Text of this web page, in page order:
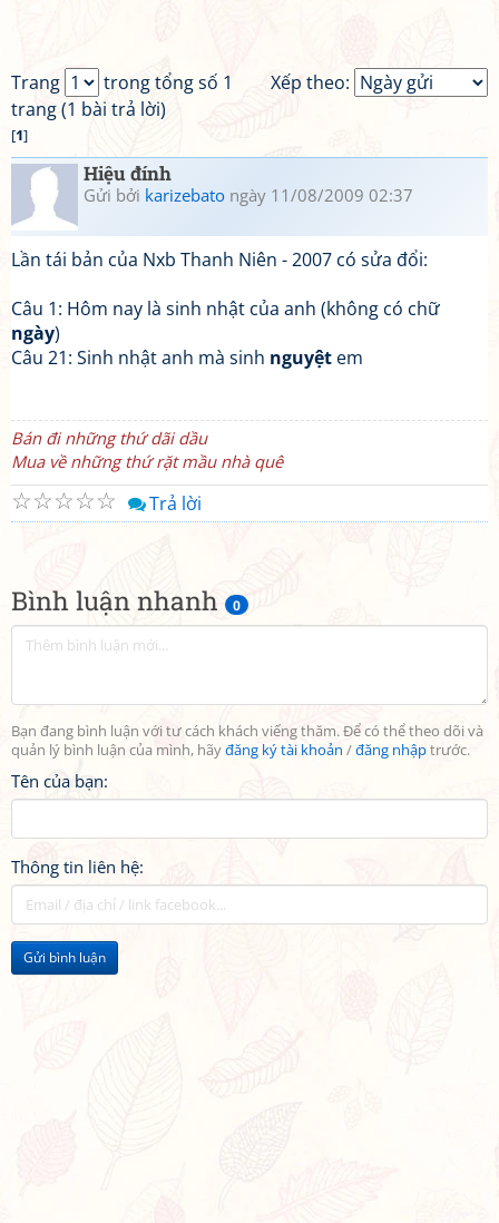
Bình luận nhanh 0
Bạn đang bình luận với tư cách khách viếng thăm. Để có thể theo dõi và
quản lý bình luận của mình, hãyđăng ký tài khoản /đăng nhậptrước.
Tên của bạn:
Thông tin liên hệ:
Gửi bình luận
Xếp theo:
Trang
trong tổng số 1
trang (1 bài trả lời)
[1]
Hiệu đính
Gửi bởi karizebato ngày 11/08/2009 02:37
Lần tái bản của Nxb Thanh Niên - 2007 có sửa đổi:
Câu 1: Hôm nay là sinh nhật của anh (không có chữ
ngày)
Câu 21: Sinh nhật anh mà sinh nguyệt em
Bán đi những thứ dãi dầu
Mua về những thứ rặt mầu nhà quê
☆
☆
☆
☆
☆ Trả lời